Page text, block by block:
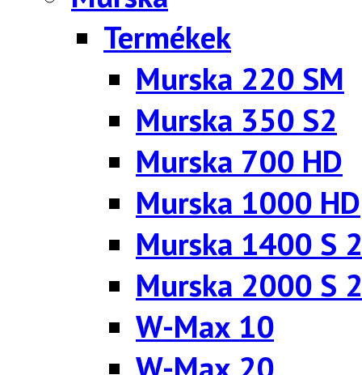
Termékek
Murska 220 SM
Murska 350 S2
Murska 700 HD
Murska 1000 HD
Murska 1400 S
Murska 2000 S
W-Max 10